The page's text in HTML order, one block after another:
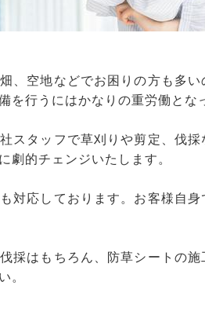
、空地などでお困りの方も多
を行うにはかなりの重労働とな
スタッフで草刈りや剪定、伐
劇的チェンジいたします。
対応しております。お客様自
採はもちろん、防草シートの
。